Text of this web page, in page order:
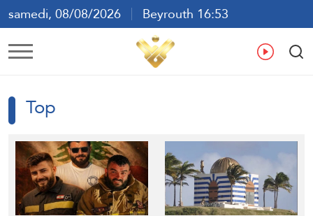
samedi, 08/08/2026
Beyrouth 16:53
ع
Top